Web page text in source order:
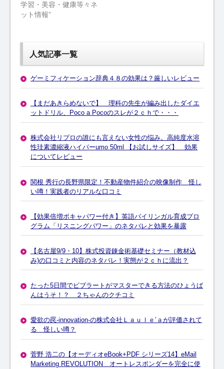
学習・美容・健康等々ネ
ット情報”
人気記事一覧
ゲーミフィケーション辞典４８の効果は？厳しいレビュー
【まだあきらめないで】 理科の先生が編み出したダイエ
ットドリル、Poco a Pocoのスレが２ｃｈで・・・
株式会社リプロの誰にも言えない女性の悩み。高純度水溶
性珪素濃縮液ハイパーumo 50ml 【お試しサイズ】 効果
についてレビュー
関根 秀行の長野県限定！不動産物件紹介の映像制作 怪し
い噂！実践者のリアルな口コミ
【効果倍増ボキャパワー付き】英語バイリンガル育成プロ
グラム「リスニングパワー」のネタバレと効果を暴露
【名古屋9/9・10】株式投資錬金術基礎セミナー（教材込
み)の口コミと内容のネタバレ！実態が２ｃｈに流出？
たった5日間でビブラートがマスターできる方法のひょうば
んはうそ！？ ２ちゃんのクチコミ
愛欲の罠-innovation-の株式会社Ｌａｕｌｅ’ａが評価されて
る 怪しい噂？
菅野 浩二の【オーディオeBook+PDF シリーズ14】eMail
Marketing REVOLUTION オートレスポンダーを完全に使